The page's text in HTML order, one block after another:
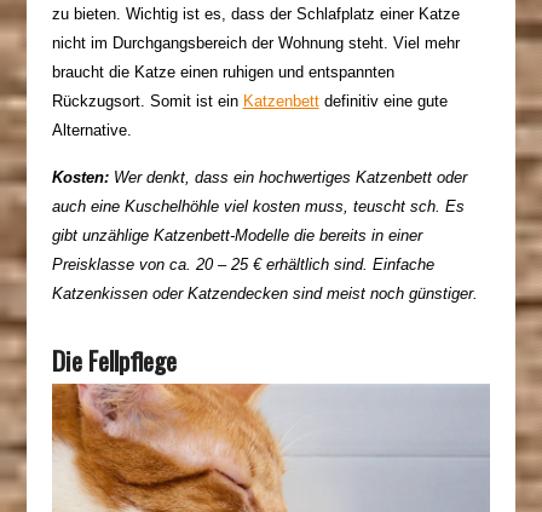
zu bieten. Wichtig ist es, dass der Schlafplatz einer Katze
nicht im Durchgangsbereich der Wohnung steht. Viel mehr
braucht die Katze einen ruhigen und entspannten
Rückzugsort. Somit ist ein Katzenbettdefinitiv eine gute
Alternative.
Kosten: Wer denkt, dass ein hochwertiges Katzenbett oder
auch eine Kuschelhöhle viel kosten muss, teuscht sch. Es
gibt unzählige Katzenbett-Modelle die bereits in einer
Preisklasse von ca. 20 – 25 € erhältlich sind. Einfache
Katzenkissen oder Katzendecken sind meist noch günstiger.
Die Fellpflege